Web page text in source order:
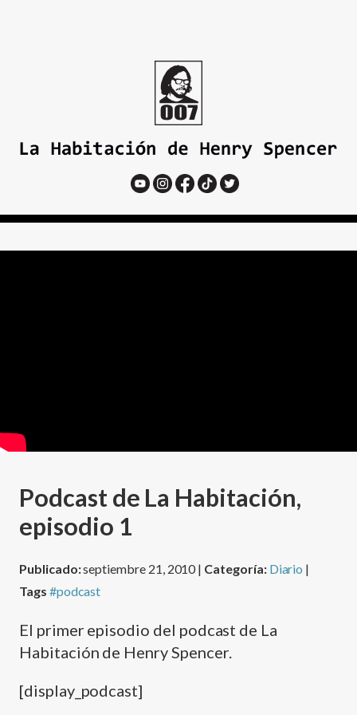
Podcast de La Habitación,
episodio 1
Publicado:septiembre 21, 2010 | Categoría: Diario |
Tags #podcast
El primer episodio del podcast de La
Habitación de Henry Spencer.
[display_podcast]